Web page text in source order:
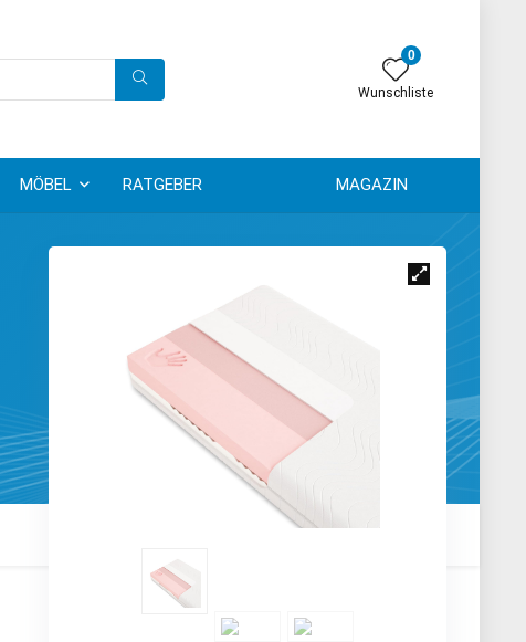
0
Wunschliste
MÖBEL RATGEBER MAGAZIN